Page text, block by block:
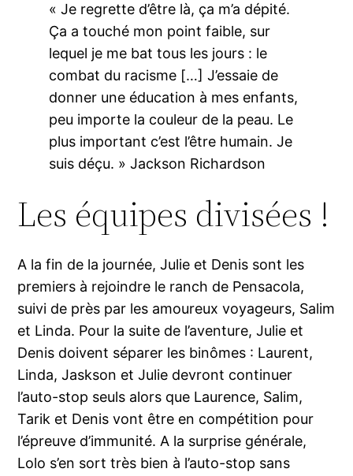
« Je regrette d’être là, ça m’a dépité.
Ça a touché mon point faible, sur
lequel je me bat tous les jours : le
combat du racisme […] J’essaie de
donner une éducation à mes enfants,
peu importe la couleur de la peau. Le
plus important c’est l’être humain. Je
suis déçu. » Jackson Richardson
Les équipes divisées !
A la fin de la journée, Julie et Denis sont les
premiers à rejoindre le ranch de Pensacola,
suivi de près par les amoureux voyageurs, Salim
et Linda. Pour la suite de l’aventure, Julie et
Denis doivent séparer les binômes : Laurent,
Linda, Jaskson et Julie devront continuer
l’auto-stop seuls alors que Laurence, Salim,
Tarik et Denis vont être en compétition pour
l’épreuve d’immunité. A la surprise générale,
Lolo s’en sort très bien à l’auto-stop sans